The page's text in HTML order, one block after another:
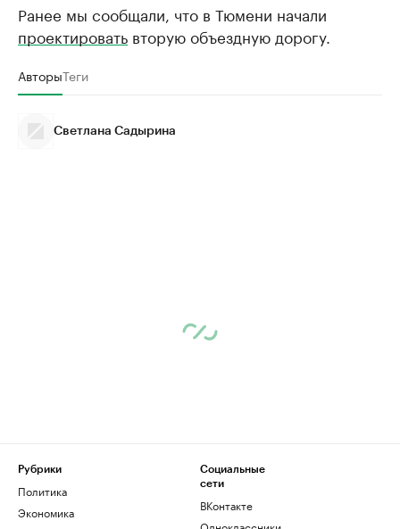
Ранее мы сообщали, что в Тюмени начали
проектировать вторую объездную дорогу.
АвторыТеги
Светлана Садырина
Рубрики
Политика
Экономика
Социальные
сети
ВКонтакте